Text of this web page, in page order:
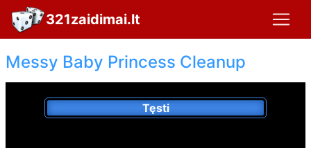
321zaidimai.lt
Messy Baby Princess Cleanup
Tęsti